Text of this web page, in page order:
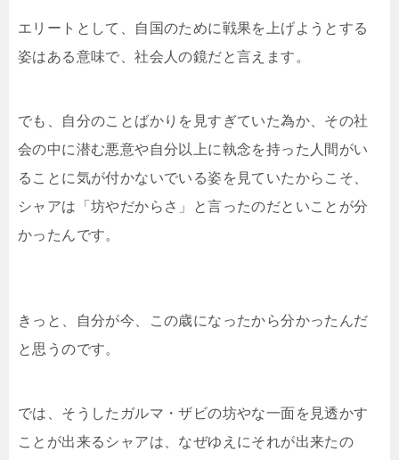
エリートとして、自国のために戦果を上げようとする
姿はある意味で、社会人の鏡だと言えます。
でも、自分のことばかりを見すぎていた為か、その社
会の中に潜む悪意や自分以上に執念を持った人間がい
ることに気が付かないでいる姿を見ていたからこそ、
シャアは「坊やだからさ」と言ったのだといことが分
かったんです。
きっと、自分が今、この歳になったから分かったんだ
と思うのです。
では、そうしたガルマ・ザビの坊やな一面を見透かす
ことが出来るシャアは、なぜゆえにそれが出来たの